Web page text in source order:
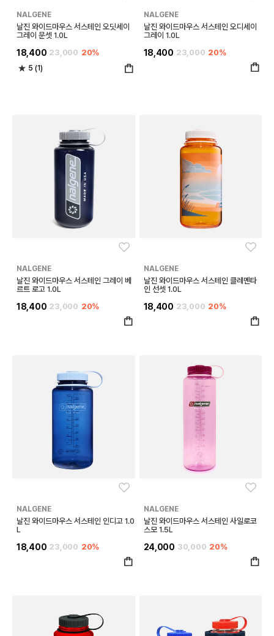
NALGENE
날진 와이드마우스 서스테인 오딧세이
그레이 문셋 1.0L
18,400 23,000 20%
5 (1)
NALGENE
날진 와이드마우스 서스테인 오디세이
그레이 1.0L
18,400 23,000 20%
NALGENE
날진 와이드마우스 서스테인 그레이 베
르트 로고 1.0L
18,400 23,000 20%
NALGENE
날진 와이드마우스 서스테인 클레멘타
인 선셋 1.0L
18,400 23,000 20%
NALGENE
날진 와이드마우스 서스테인 인디고 1.0
L
18,400 23,000 20%
NALGENE
날진 와이드마우스 서스테인 사일로코
스모 1.5L
24,000 30,000 20%